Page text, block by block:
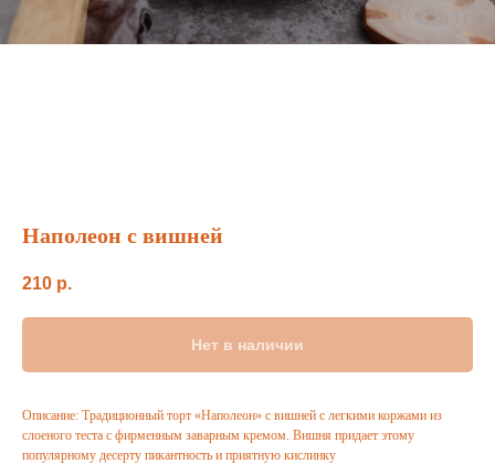
Наполеон с вишней
210 р.
Нет в наличии
Описание: Традиционный торт «Наполеон» с вишней с легкими коржами из
слоеного теста с фирменным заварным кремом. Вишня придает этому
популярному десерту пикантность и приятную кислинку